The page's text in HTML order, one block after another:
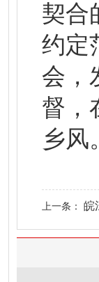
契合
约定
会，
督，
乡风
上一条： 皖